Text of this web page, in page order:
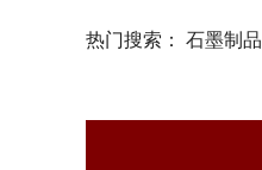
热门搜索： 石墨制品